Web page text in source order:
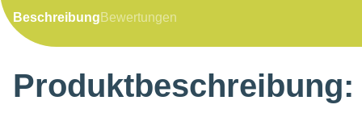
Beschreibung Bewertungen
Produktbeschreibung: